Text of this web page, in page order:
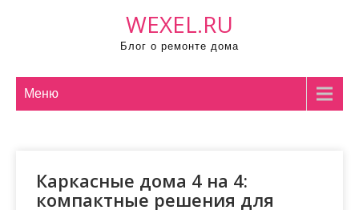
WEXEL.RU
Блог о ремонте дома
Меню
Каркасные дома 4 на 4:
компактные решения для